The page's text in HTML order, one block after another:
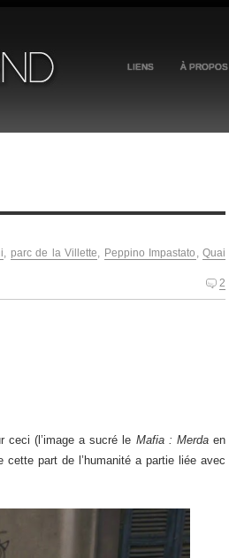
LIENS À PROPOS
, parc de la Villette, Peppino Impastato ,Quai
2
ceci (l’image a sucré le Mafia : Merdaen
part de l’humanité a partie liée avec